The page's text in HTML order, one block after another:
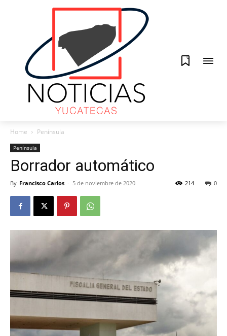
0
Home Península
Península
Borrador automático
By Francisco Carlos - 5 de noviembre de 2020 0
214